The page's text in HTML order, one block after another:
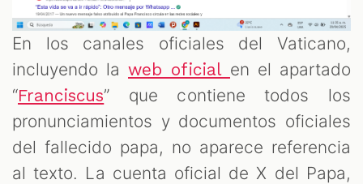
En los canales oficiales del Vaticano,
incluyendo laweb oficial en el apartado
“Franciscus” que contiene todos los
pronunciamientos y documentos oficiales
del fallecido papa, no aparece referencia
al texto. La cuenta oficial de X del Papa,